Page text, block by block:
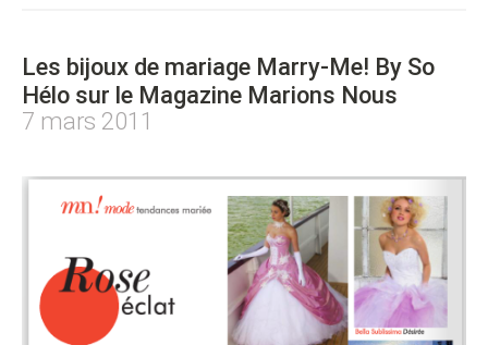
Les bijoux de mariage Marry-Me! By So
Hélo sur le Magazine Marions Nous
7 mars 2011